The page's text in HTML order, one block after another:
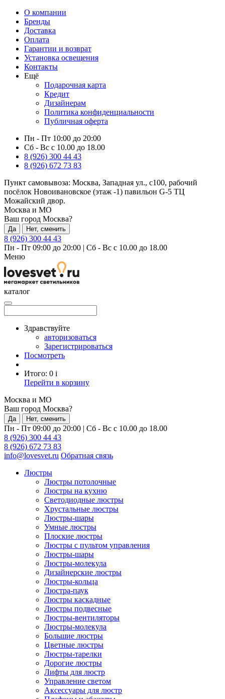
О компании
Бренды
Доставка
Оплата
Гарантии и возврат
Установка освещения
Контакты
Ещё
Подарочная карта
Кредит
Дизайнерам
Политика конфиденциальности
Публичная оферта
Пн - Пт 10:00 до 20:00
Сб - Вс с 10.00 до 18.00
8 (926) 300 44 43
8 (926) 672 73 83
Пункт самовывоза: Москва, Западная ул., с100, рабочий
посёлок Новоивановское (этаж -1) павильон G-5 ТЦ
Можайский двор.
Москва и МО
Ваш город Москва?
Да Нет, сменить
8 (926) 300 44 43
Пн - Пт 09:00 до 20:00 | Сб - Вс с 10.00 до 18.00
Меню
каталог
Здравствуйте
авторизоваться
Зарегистрироваться
Посмотреть
Итого: 0 i
Перейти в корзину
Москва и МО
Ваш город Москва?
Да Нет, сменить
Пн - Пт 09:00 до 20:00 | Сб - Вс с 10.00 до 18.00
8 (926) 300 44 43
8 (926) 672 73 83
info@lovesvet.ru Обратная связь
Люстры
Люстры потолочные
Люстры на кухню
Светодиодные люстры
Хрустальные люстры
Люстры-шары
Умные люстры
Плоские люстры
Люстры с пультом управления
Люстры-шары
Люстры-молекула
Дизайнерские люстры
Люстры-кольца
Люстра-паук
Люстры каскадные
Люстры подвесные
Люстры-вентиляторы
Люстры-молекула
Большие люстры
Цветные люстры
Люстры-тарелки
Дорогие люстры
Лифты для люстр
Управление светом
Аксессуары для люстр